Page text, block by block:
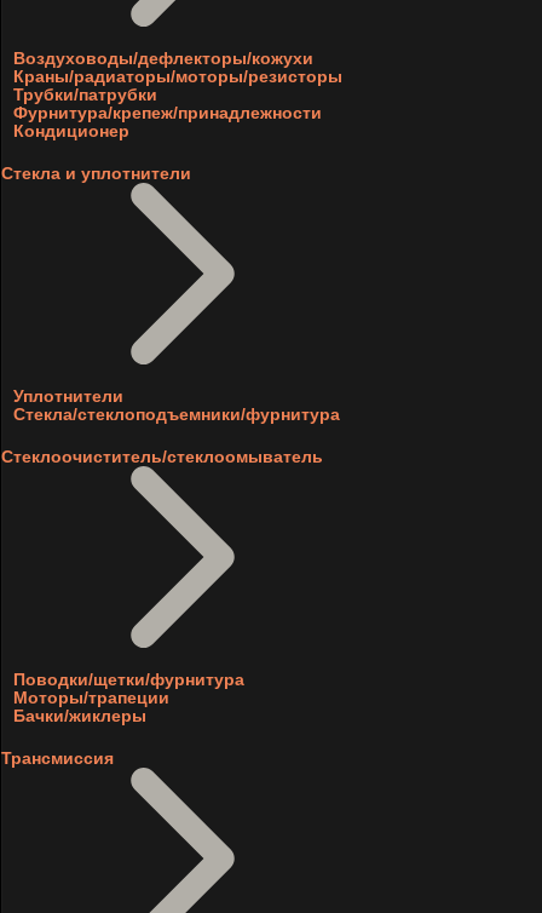
Воздуховоды/дефлекторы/кожухи
Краны/радиаторы/моторы/резисторы
Трубки/патрубки
Фурнитура/крепеж/принадлежности
Кондиционер
Стекла и уплотнители
Уплотнители
Стекла/стеклоподъемники/фурнитура
Стеклоочиститель/стеклоомыватель
Поводки/щетки/фурнитура
Моторы/трапеции
Бачки/жиклеры
Трансмиссия